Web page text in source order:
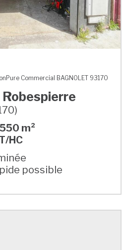
Commercial BAGNOLET 93170
Robespierre
550 m²
HC
possible